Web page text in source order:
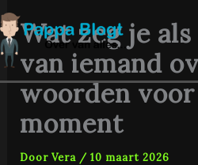
naar
de
inhoudWat zeg je
van iemand
woorden
moment
Door Vera / 10 maart 2026